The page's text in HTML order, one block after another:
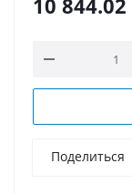
10 844.02
Поделиться